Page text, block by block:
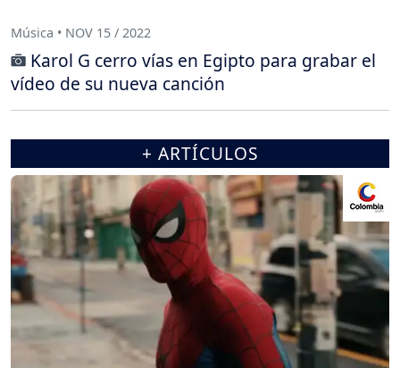
Música • NOV 15 / 2022
Karol G cerro vías en Egipto para grabar el
vídeo de su nueva canción
+ ARTÍCULOS